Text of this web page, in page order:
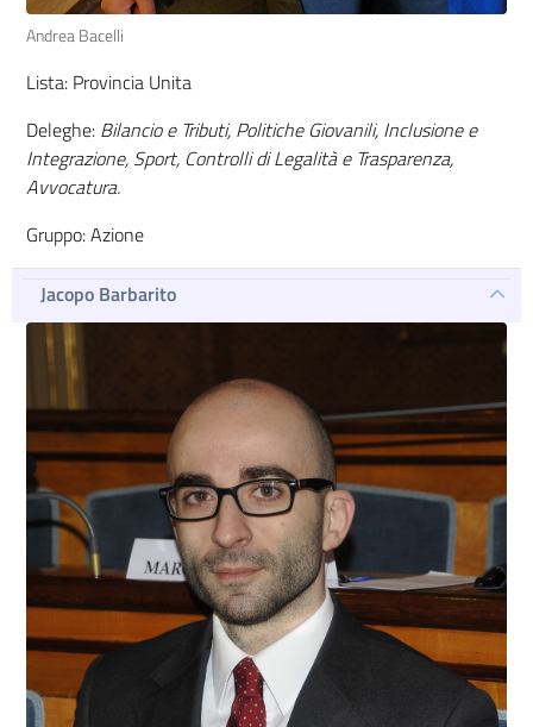
Andrea Bacelli
Lista: Provincia Unita
Deleghe: Bilancio e Tributi, Politiche Giovanili, Inclusione e
Integrazione, Sport, Controlli di Legalità e Trasparenza,
Avvocatura.
Gruppo: Azione
Jacopo Barbarito